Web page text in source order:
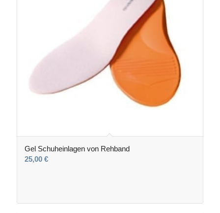
Gel Schuheinlagen von Rehband
25,00 €